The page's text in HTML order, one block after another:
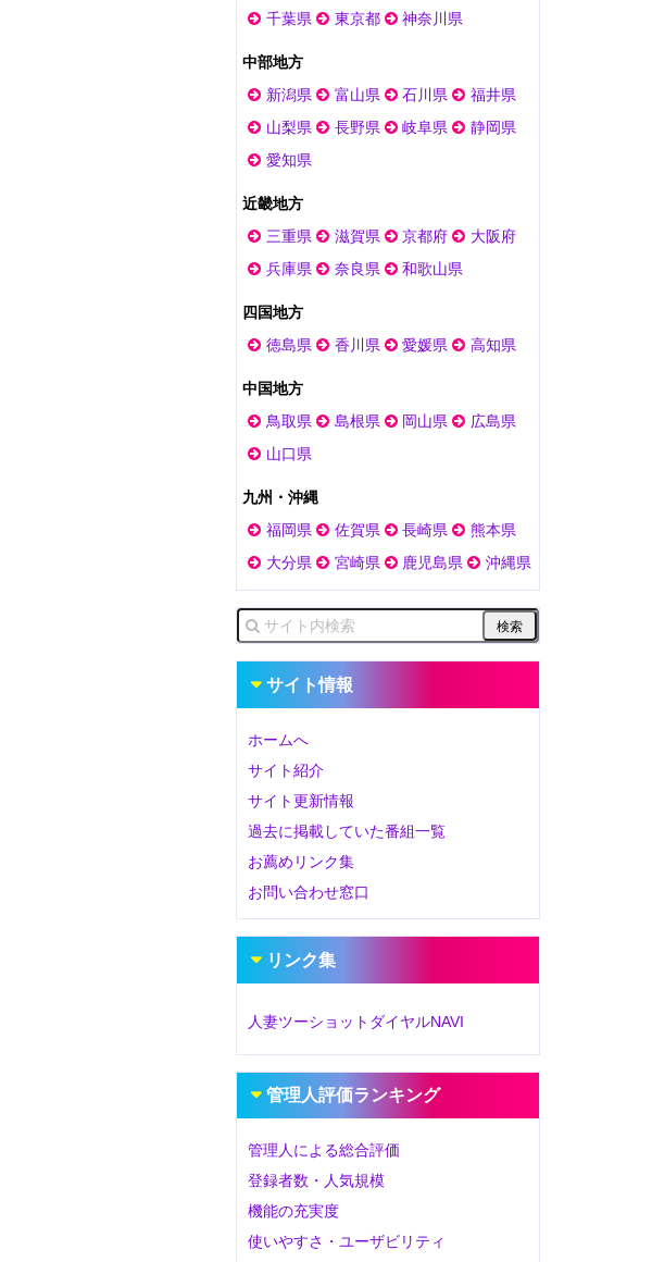
千葉県
東京都 神奈川県
中部地方
新潟県
富山県 石川県
福井県
山梨県
長野県 岐阜県
静岡県
愛知県
近畿地方
三重県
滋賀県 京都府
大阪府
兵庫県
奈良県 和歌山県
四国地方
徳島県
香川県 愛媛県 高知県
中国地方
鳥取県
島根県 岡山県
広島県
山口県
九州・沖縄
福岡県
佐賀県 長崎県
熊本県
大分県
宮崎県 鹿児島県 沖縄県
サイト情報
ホームへ
サイト紹介
サイト更新情報
過去に掲載していた番組一覧
お薦めリンク集
お問い合わせ窓口
リンク集
人妻ツーショットダイヤルNAVI
管理人評価ランキング
管理人による総合評価
登録者数・人気規模
機能の充実度
使いやすさ・ユーザビリティ